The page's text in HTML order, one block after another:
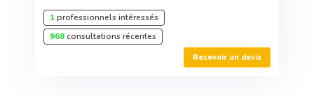
1professionnels intéressés
968consultations récentes
Recevoir un devis